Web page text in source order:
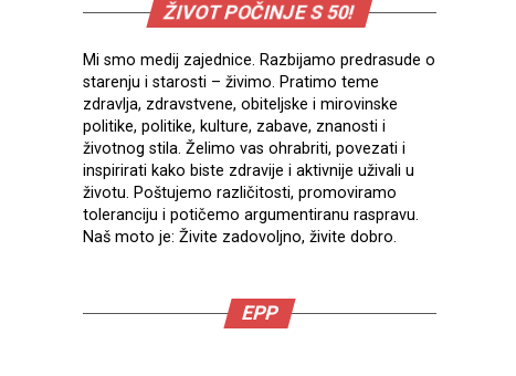
ŽIVOT POČINJE S 50!
Mi smo medij zajednice. Razbijamo predrasude o
starenju i starosti – živimo. Pratimo teme
zdravlja, zdravstvene, obiteljske i mirovinske
politike, politike, kulture, zabave, znanosti i
životnog stila. Želimo vas ohrabriti, povezati i
inspirirati kako biste zdravije i aktivnije uživali u
životu. Poštujemo različitosti, promoviramo
toleranciju i potičemo argumentiranu raspravu.
Naš moto je: Živite zadovoljno, živite dobro.
EPP